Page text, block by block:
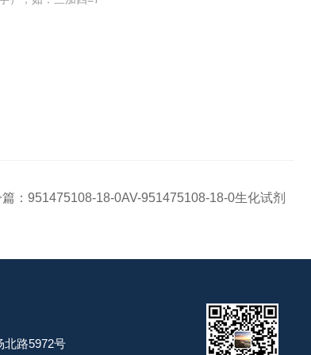
： 951475108-18-0AV-951475108-18-0生化试剂
北路5972号